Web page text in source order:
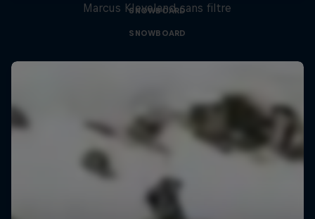
SNOWBOARD
Marcus Kleveland sans filtre
SNOWBOARD